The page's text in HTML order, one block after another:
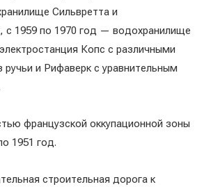
Сильвретта и
с 1959 по 1970 год — водохранилище
Копс с различными
ручьи и Рифаверк с уравнительным
французской оккупационной зоны
1951 год.
строительная дорога к